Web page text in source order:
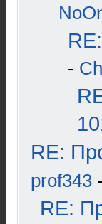
-
RE:
prof343
RE: